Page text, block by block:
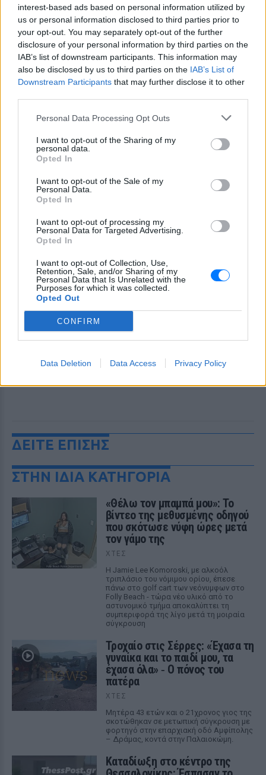
interest-based ads based on personal information utilized by
us or personal information disclosed to third parties prior to
your opt-out. You may separately opt-out of the further
disclosure of your personal information by third parties on the
IAB’s list of downstream participants. This information may
also be disclosed by us to third parties on the IAB’s List of
Downstream Participants that may further disclose it to other
Personal Data Processing Opt Outs
I want to opt-out of the Sharing of my
personal data.
Opted In
I want to opt-out of the Sale of my
Personal Data.
Opted In
I want to opt-out of processing my
Personal Data for Targeted Advertising.
Opted In
I want to opt-out of Collection, Use,
Retention, Sale, and/or Sharing of my
Personal Data that Is Unrelated with the
Purposes for which it was collected.
Opted Out
CONFIRM
Data Deletion Data Access Privacy Policy
Ακολουθήστε το E-Radio.gr στο Google News
και μάθετε πρώτοι τα πιο hot νέα .
Ακολουθήστε το E-Radio.gr και στο Instagram
ΔΕΙΤΕ ΕΠΙΣΗΣ
ΣΤΗΝ ΙΔΙΑ ΚΑΤΗΓΟΡΙΑ
«Θέλω τον μπαμπά μου»: Το
βίντεο της μεθυσμένης οδηγού
που σκότωσε νύφη ώρες μετά
τον γάμο της
ΧΤΕΣ
Η Jamie Lee Komoroski, με αλκοόλ
τριπλάσιο του νόμιμου ορίου, έπεσε
πάνω στο golf cart των νεόνυμφων στο
Folly Beach - τώρα νέο υλικό από το
αστυνομικό τμήμα αποκαλύπτει τη
συμπεριφορά της λίγο μετά τη μοιραία
σύγκρουση
Τροχαίο στις Σέρρες: «Έχασα τη
γυναίκα και το παιδί μου, τα
έχασα όλα» ‑ Ο πόνος του
πατέρα
ΧΤΕΣ
Μητέρα 43 ετών και ο 21χρονος γιος της
σκοτώθηκαν σε μετωπική σύγκρουση με
φορτηγό στην επαρχιακή οδό Αμφίπολης
– Δράμας, κοντά στην Παλαιοκώμη.
Καταδίωξη στο κέντρο της